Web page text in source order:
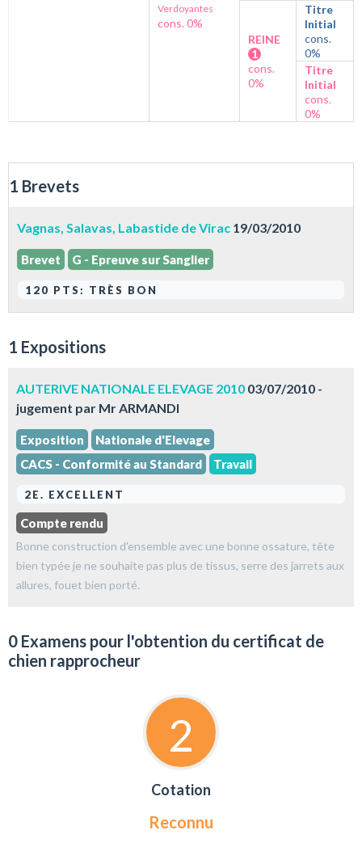
Verdoyantes
cons. 0%
REINE
1
cons.
0%
Titre
Initial
cons.
0%
Titre
Initial
cons.
0%
1 Brevets
Vagnas, Salavas, Labastide de Virac 19/03/2010
Brevet G - Epreuve sur Sanglier
120 PTS: TRÈS BON
1 Expositions
AUTERIVE NATIONALE ELEVAGE 2010 03/07/2010 -
jugement par Mr ARMANDI
Exposition
Nationale d'Elevage
CACS - Conformité au Standard
Travail
2E. EXCELLENT
Compte rendu
Bonne construction d'ensemble avec une bonne ossature, tête
bien typée je ne souhaite pas plus de tissus, serre des jarrets aux
allures, fouet bien porté.
0 Examens pour l'obtention du certificat de
chien rapprocheur
2
Cotation
Reconnu